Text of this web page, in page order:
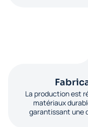
La production est
matériaux
garantissant une